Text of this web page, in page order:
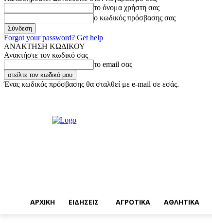
το όνομα χρήστη σας
ο κωδικός πρόσβασης σας
Forgot your password? Get help
ΑΝΑΚΤΗΣΗ ΚΩΔΙΚΟΥ
Ανακτήστε τον κωδικό σας
το email σας
Ένας κωδικός πρόσβασης θα σταλθεί με e-mail σε εσάς.
ΑΡΧΙΚΗ ΕΙΔΗΣΕΙΣ ΑΓΡΟΤΙΚΑ ΑΘΛΗΤΙΚΑ